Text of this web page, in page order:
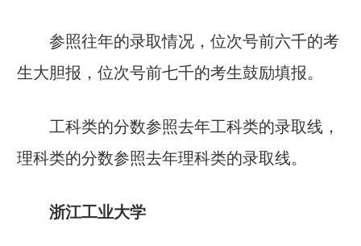
参照往年的录取情况，位次号前六千的考
生大胆报，位次号前七千的考生鼓励填报。
工科类的分数参照去年工科类的录取线，
理科类的分数参照去年理科类的录取线。
浙江工业大学